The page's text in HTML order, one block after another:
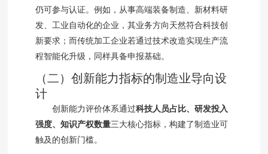
仍可参与认证。例如，从事高端装备制造、新材料研
发、工业自动化的企业，其业务方向天然符合科技创
新要求；而传统加工企业若通过技术改造实现生产流
程智能化升级，同样具备申报基础。
（二）创新能力指标的制造业导向设
计
创新能力评价体系通过科技人员占比、研发投入
强度、知识产权数量三大核心指标，构建了制造业可
触及的创新门槛。